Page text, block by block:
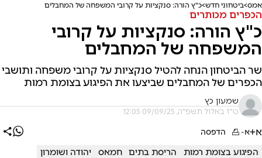
אמס ביטחוני חדש כ"ץ הורה: סנקציות על קרובי המשפחה של המחבלים
הכפרים מכותרים
כ"ץ הורה: סנקציות על קרובי
המשפחה של המחבלים
שר הביטחון הנחה להטיל סנקציות על קרובי משפחה ותושבי
הכפרים של המחבלים שביצעו את הפיגוע בצומת רמות
שמעון כץ
ט"ז באלול תשפ"ה, 09/09/25 12:05
א+א- הדפסה
הפיגוע בצומת רמות הריסת בתים חמאס
יהודה ושומרון